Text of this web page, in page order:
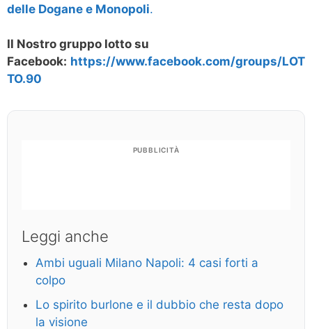
delle Dogane e Monopoli.
Il Nostro gruppo lotto su
Facebook: https://www.facebook.com/groups/LOT
TO.90
PUBBLICITÀ
Leggi anche
Ambi uguali Milano Napoli: 4 casi forti a
colpo
Lo spirito burlone e il dubbio che resta dopo
la visione